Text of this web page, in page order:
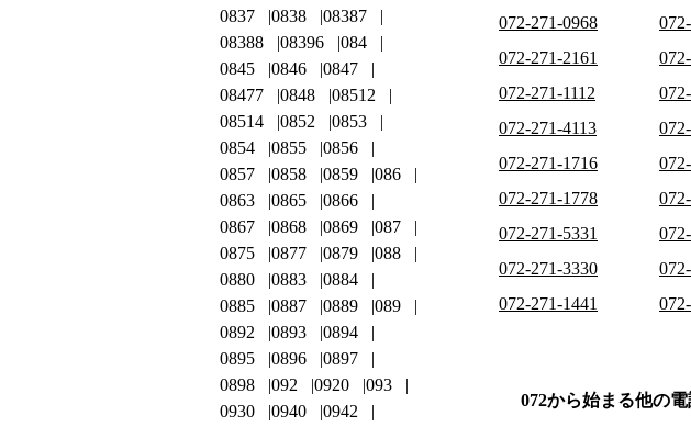
072-271-0968
072-271-2161
072-271-1112
072-271-4113
072-271-1716
072-271-1778
072-271-5331
072-271-3330
072-271-1441
072から始まる他の
0837
0838
08387
08388
08396
084
0845
0846
0847
08477
0848
08512
08514
0852
0853
0854
0855
0856
0857
0858 0859
086
0863
0865
0866
0867
0868 0869
087
0875
0877 0879
088
0880
0883
0884
0885
0887 0889
089
0892
0893
0894
0895
0896
0897
0898
092 0920
093
0930
0940
0942